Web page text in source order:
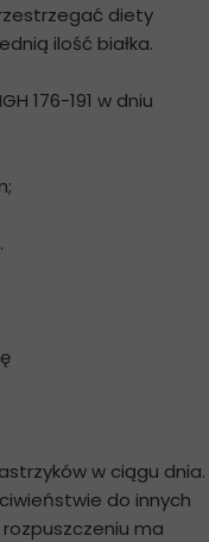
diety
ilość białka.
176-191 w dniu
w ciągu dnia.
do innych
ma